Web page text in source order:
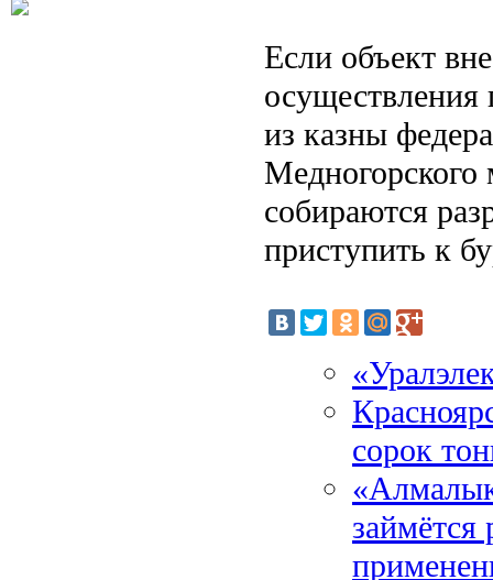
Если объект
осуществления
из казны
собираются
приступить к
сорок
займётся